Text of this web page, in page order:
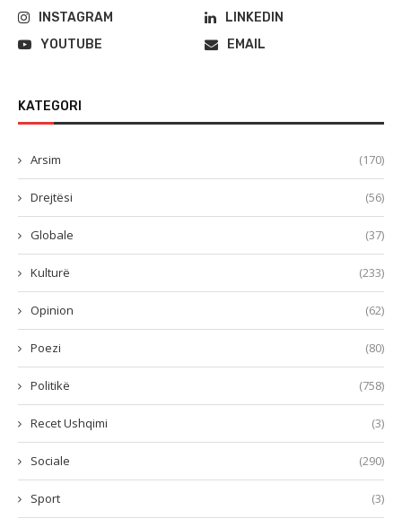
INSTAGRAM
LINKEDIN
YOUTUBE
EMAIL
KATEGORI
Arsim (170)
Drejtësi (56)
Globale (37)
Kulturë (233)
Opinion (62)
Poezi (80)
Politikë (758)
Recet Ushqimi (3)
Sociale (290)
Sport (3)